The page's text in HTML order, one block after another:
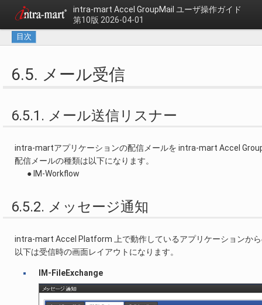
intra-mart Accel GroupMail ユーザ操作ガイド
第10版 2026-04-01
目次
6.5. メール受信
6.5.1. メール送信リスナー
intra-martアプリケーションの配信メールを intra-mart Accel
配信メールの種類は以下になります。
● IM-Workflow
6.5.2. メッセージ通知
intra-mart Accel Platform 上で動作しているアプリケーションか
以下は受信時の画面レイアウトになります。
IM-FileExchange